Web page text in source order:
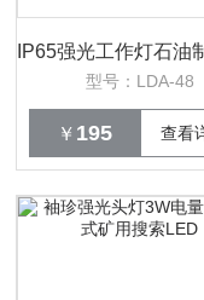
型号：LDA-48
￥ 195 查看